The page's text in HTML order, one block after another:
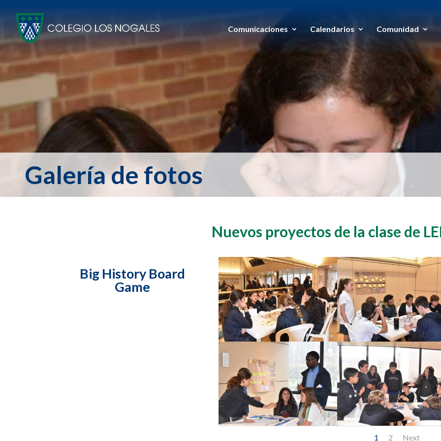
Comunicaciones Calendarios Comunidad
Galería de fotos
Nuevos proyectos de la clase de
Big History Board
Game
1 2 Next